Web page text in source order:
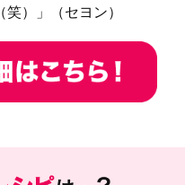
）」（セヨン）